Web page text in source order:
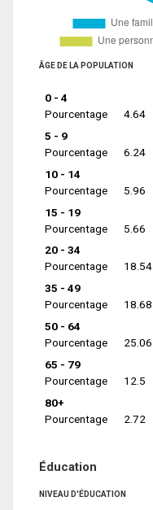
ÂGE DE LA POPULATION
0 - 4
Pourcentage
4.64
5 - 9
Pourcentage
6.24
10 - 14
Pourcentage
5.96
15 - 19
Pourcentage
5.66
20 - 34
Pourcentage
18.54
35 - 49
Pourcentage
18.68
50 - 64
Pourcentage
25.06
65 - 79
Pourcentage
12.5
80+
Pourcentage
2.72
Éducation
NIVEAU D'ÉDUCATION